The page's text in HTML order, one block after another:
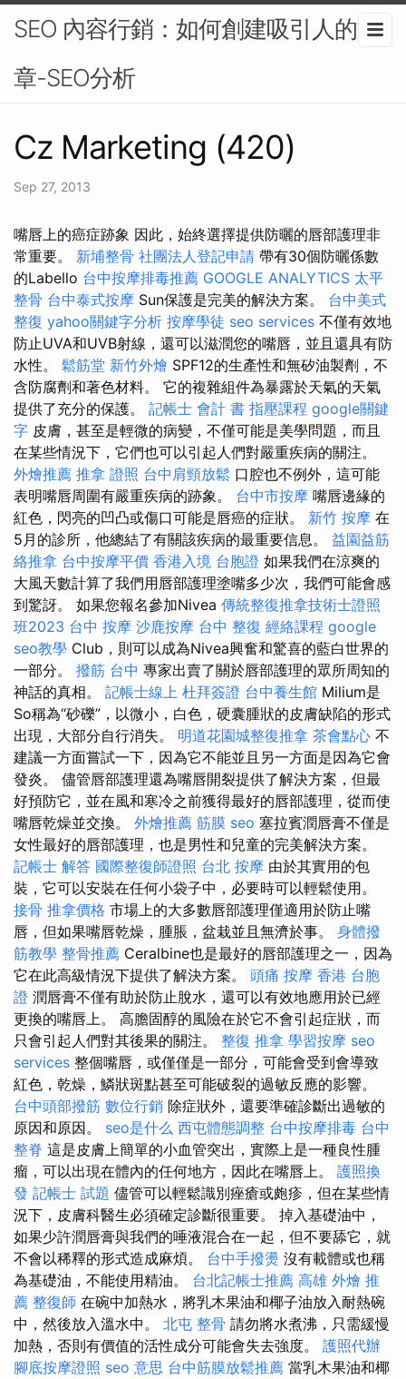
SEO 內容行銷：如何創建吸引人的文
章-SEO分析
Cz Marketing (420)
Sep 27, 2013
嘴唇上的癌症跡象 因此，始終選擇提供防曬的唇部護理非
常重要。 新埔整骨 社團法人登記申請 帶有30個防曬係數
的Labello 台中按摩排毒推薦 GOOGLE ANALYTICS 太平
整骨 台中泰式按摩 Sun保護是完美的解決方案。 台中美式
整復 yahoo關鍵字分析 按摩學徒 seo services 不僅有效地
防止UVA和UVB射線，還可以滋潤您的嘴唇，並且還具有防
水性。 鬆筋堂 新竹外燴 SPF12的生產性和無矽油製劑，不
含防腐劑和著色材料。 它的複雜組件為暴露於天氣的天氣
提供了充分的保護。 記帳士 會計 書 指壓課程 google關鍵
字 皮膚，甚至是輕微的病變，不僅可能是美學問題，而且
在某些情況下，它們也可以引起人們對嚴重疾病的關注。
外燴推薦 推拿 證照 台中肩頸放鬆 口腔也不例外，這可能
表明嘴唇周圍有嚴重疾病的跡象。 台中市按摩 嘴唇邊緣的
紅色，閃亮的凹凸或傷口可能是唇癌的症狀。 新竹 按摩 在
5月的診所，他總結了有關該疾病的最重要信息。 益園益筋
絡推拿 台中按摩平價 香港入境 台胞證 如果我們在涼爽的
大風天數計算了我們用唇部護理塗嘴多少次，我們可能會感
到驚訝。 如果您報名參加Nivea 傳統整復推拿技術士證照
班2023 台中 按摩 沙鹿按摩 台中 整復 經絡課程 google
seo教學 Club，則可以成為Nivea興奮和驚喜的藍白世界的
一部分。 撥筋 台中 專家出賣了關於唇部護理的眾所周知的
神話的真相。 記帳士線上 杜拜簽證 台中養生館 Milium是
So稱為“砂礫”，以微小，白色，硬囊腫狀的皮膚缺陷的形式
出現，大部分自行消失。 明道花園城整復推拿 茶會點心 不
建議一方面嘗試一下，因為它不能並且另一方面是因為它會
發炎。 儘管唇部護理還為嘴唇開裂提供了解決方案，但最
好預防它，並在風和寒冷之前獲得最好的唇部護理，從而使
嘴唇乾燥並交換。 外燴推薦 筋膜 seo 塞拉賓潤唇膏不僅是
女性最好的唇部護理，也是男性和兒童的完美解決方案。
記帳士 解答 國際整復師證照 台北 按摩 由於其實用的包
裝，它可以安裝在任何小袋子中，必要時可以輕鬆使用。
接骨 推拿價格 市場上的大多數唇部護理僅適用於防止嘴
唇，但如果嘴唇乾燥，腫脹，盆栽並且無濟於事。 身體撥
筋教學 整骨推薦 Ceralbine也是最好的唇部護理之一，因為
它在此高級情況下提供了解決方案。 頭痛 按摩 香港 台胞
證 潤唇膏不僅有助於防止脫水，還可以有效地應用於已經
更換的嘴唇上。 高膽固醇的風險在於它不會引起症狀，而
只會引起人們對其後果的關注。 整復 推拿 學習按摩 seo
services 整個嘴唇，或僅僅是一部分，可能會受到會導致
紅色，乾燥，鱗狀斑點甚至可能破裂的過敏反應的影響。
台中頭部撥筋 數位行銷 除症狀外，還要準確診斷出過敏的
原因和原因。 seo是什么 西屯體態調整 台中按摩排毒 台中
整脊 這是皮膚上簡單的小血管突出，實際上是一種良性腫
瘤，可以出現在體內的任何地方，因此在嘴唇上。 護照換
發 記帳士 試題 儘管可以輕鬆識別痤瘡或皰疹，但在某些情
況下，皮膚科醫生必須確定診斷很重要。 掉入基礎油中，
如果少許潤唇膏與我們的唾液混合在一起，但不要舔它，就
不會以稀釋的形式造成麻煩。 台中手撥燙 沒有載體或也稱
為基礎油，不能使用精油。 台北記帳士推薦 高雄 外燴 推
薦 整復師 在碗中加熱水，將乳木果油和椰子油放入耐熱碗
中，然後放入溫水中。 北屯 整骨 請勿將水煮沸，只需緩慢
加熱，否則有價值的活性成分可能會失去強度。 護照代辦
腳底按摩證照 seo 意思 台中筋膜放鬆推薦 當乳木果油和椰